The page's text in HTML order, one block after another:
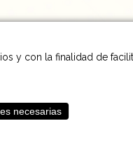
y con la finalidad de
necesarias